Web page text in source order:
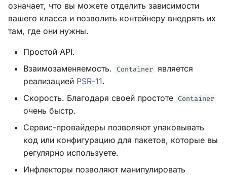
о
означает, что вы можете отделить зависимости
вашего класса и позволить контейнеру внедрять их
там, где они нужны.
Простой API.
Взаимозаменяемость.
Container является
реализацией PSR-11.
Скорость. Благодаря своей простоте Container
очень быстр.
Сервис-провайдеры позволяют упаковывать
код или конфигурацию для пакетов, которые вы
регулярно используете.
Инфлекторы позволяют манипулировать